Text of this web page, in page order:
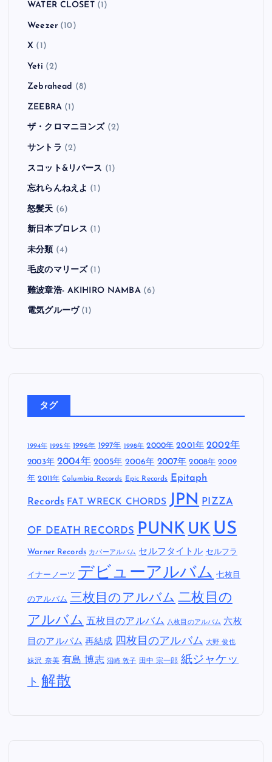
WATER CLOSET(1)
Weezer(10)
X (1)
Yeti (2)
Zebrahead (8)
ZEEBRA(1)
ザ・クロマニヨンズ (2)
サントラ (2)
スコット&リバース (1)
忘れらんねえよ (1)
怒髪天 (6)
新日本プロレス (1)
未分類 (4)
毛皮のマリーズ (1)
難波章浩- AKIHIRO NAMBA(6)
電気グルーヴ(1)
タグ
1994年 1995年 1996年 1997年 1998年 2000年 2001年 2002年
2003年 2004年 2005年 2006年 2007年 2008年 2009
年 2011年 Columbia Records Epic Records Epitaph
Records FAT WRECK CHORDS JPN PIZZA
OF DEATH RECORDS PUNK UK US
Warner Records カバーアルバム セルフタイトル セルフラ
イナーノーツ デビューアルバム 七枚目
のアルバム 三枚目のアルバム 二枚目の
アルバム 五枚目のアルバム 八枚目のアルバム 六枚
目のアルバム 再結成 四枚目のアルバム 大野 俊也
妹沢 奈美 有島 博志 沼崎 敦子 田中 宗一郎 紙ジャケッ
ト 解散